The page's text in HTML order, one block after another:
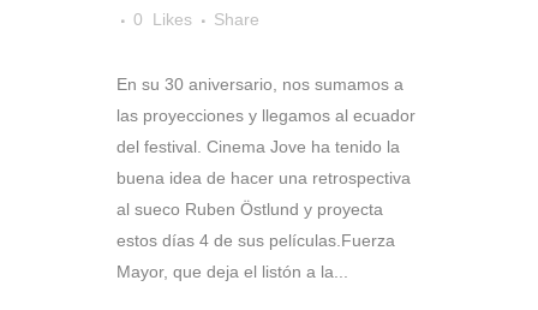
0
Likes Share
En su 30 aniversario, nos sumamos a
las proyecciones y llegamos al ecuador
del festival. Cinema Jove ha tenido la
buena idea de hacer una retrospectiva
al sueco Ruben Östlund y proyecta
estos días 4 de sus películas.Fuerza
Mayor, que deja el listón a la...